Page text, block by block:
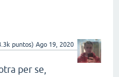
puntos) Ago 19, 2020
per se,